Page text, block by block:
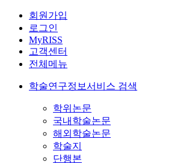
회원가입
로그인
MyRISS
고객센터
전체메뉴
학술연구정보서비스 검색
학위논문
국내학술논문
해외학술논문
학술지
단행본